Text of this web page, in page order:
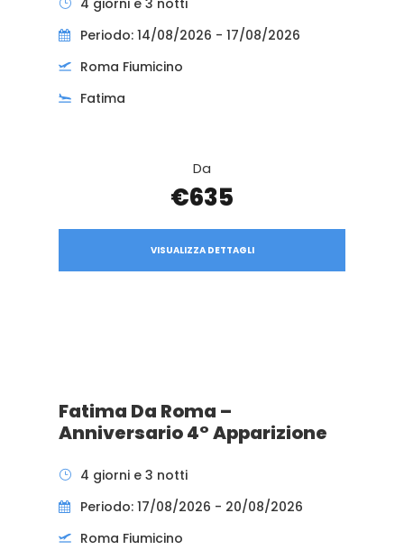
Periodo: 14/08/2026 - 17/08/2026
Roma Fiumicino
Fatima
Da
€635
VISUALIZZA DETTAGLI
Fatima Da Roma –
Anniversario 4° Apparizione
4 giorni e 3 notti
Periodo: 17/08/2026 - 20/08/2026
Roma Fiumicino